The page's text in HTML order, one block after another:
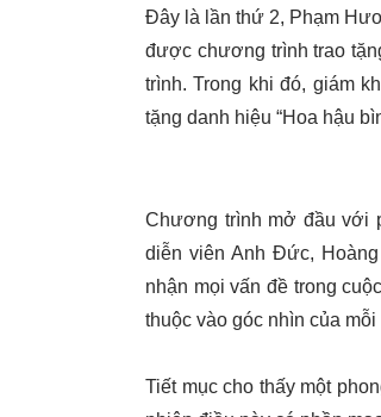
Đây là lần thứ 2, Phạm
được chương trình trao
trình. Trong khi đó, giám
tặng danh hiệu “Hoa hậu
Chương trình mở đầu với
diễn viên Anh Đức,
nhận mọi vấn đề trong
thuộc vào góc nhìn của
Tiết mục cho thấy một